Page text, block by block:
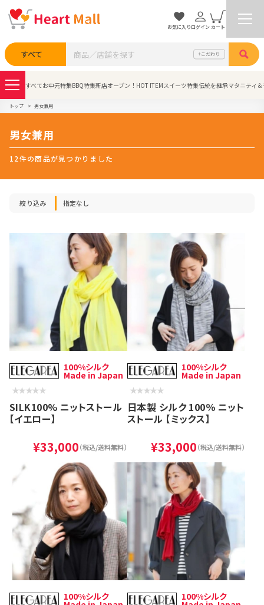
すべて こだわり
お気に入りログイン カート
すべてお中元特集BBQ特集新店オープン！ HOT ITEM スイーツ特集伝統を継承マタニティ
トップ 男女兼用
男女兼用
12件の商品が見つかりました
絞り込み 指定なし
100%シルク
Made in Japan
SILK100% ニットストール
【イエロー】
¥33,000（税込/送料無料）
100%シルク
Made in Japan
日本製 シルク 100％ ニット
ストール 【ミックス】
¥33,000（税込/送料無料）
100%シルク 100%シルク